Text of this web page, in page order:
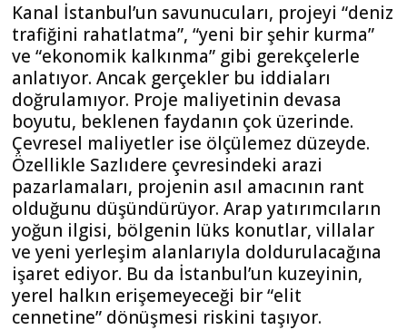
Kanal İstanbul’un savunucuları, projeyi “deniz
trafiğini rahatlatma”, “yeni bir şehir kurma”
ve “ekonomik kalkınma” gibi gerekçelerle
anlatıyor. Ancak gerçekler bu iddiaları
doğrulamıyor. Proje maliyetinin devasa
boyutu, beklenen faydanın çok üzerinde.
Çevresel maliyetler ise ölçülemez düzeyde.
Özellikle Sazlıdere çevresindeki arazi
pazarlamaları, projenin asıl amacının rant
olduğunu düşündürüyor. Arap yatırımcıların
yoğun ilgisi, bölgenin lüks konutlar, villalar
ve yeni yerleşim alanlarıyla doldurulacağına
işaret ediyor. Bu da İstanbul’un kuzeyinin,
yerel halkın erişemeyeceği bir “elit
cennetine” dönüşmesi riskini taşıyor.